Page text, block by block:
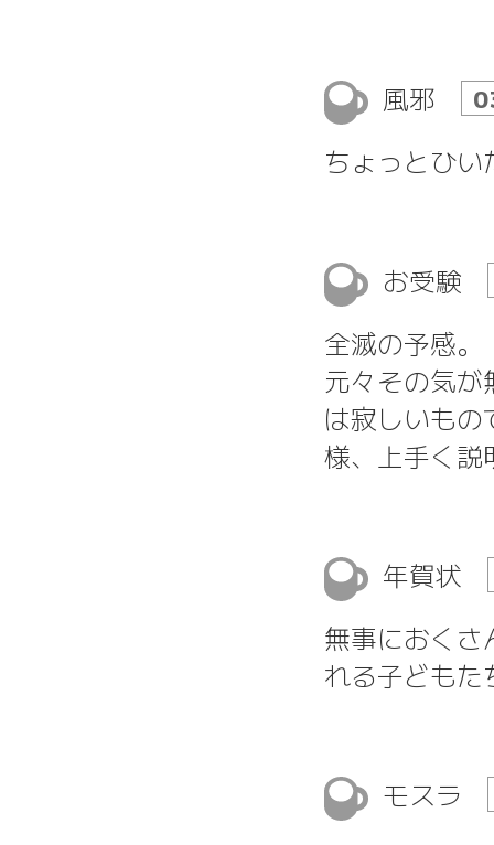
風邪
ちょっとひい
お受験
全滅の予感。
元々その気
は寂しいも
様、上手く説
年賀状
無事におく
れる子ども
モスラ